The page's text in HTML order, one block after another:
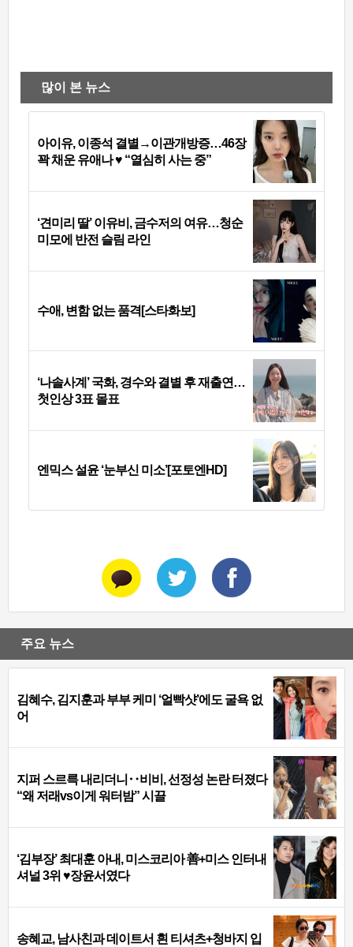
많이 본 뉴스
아이유, 이종석 결별→이관개방증…46장
꽉 채운 유애나 ♥ “열심히 사는 중”
‘견미리 딸’ 이유비, 금수저의 여유…청순
미모에 반전 슬림 라인
수애, 변함 없는 품격[스타화보]
‘나솔사계’ 국화, 경수와 결별 후 재출연…
첫인상 3표 몰표
엔믹스 설윤 ‘눈부신 미소’[포토엔HD]
주요 뉴스
김혜수, 김지훈과 부부 케미 ‘얼빡샷’에도 굴욕 없
어
지퍼 스르륵 내리더니‥비비, 선정성 논란 터졌다
“왜 저래vs이게 워터밤” 시끌
‘김부장’ 최대훈 아내, 미스코리아 善+미스 인터내
셔널 3위 ♥장윤서였다
송혜교, 남사친과 데이트서 흰 티셔츠+청바지 입